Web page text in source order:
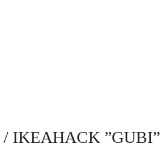
IKEAHACK ”GUBI”